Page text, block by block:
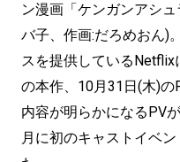
ン漫画「ケンガンアシ
バ子、作画:だろめおん)
スを提供しているNetflix
の本作、10月31日(木)
内容が明らかになるPV
月に初のキャストイベ